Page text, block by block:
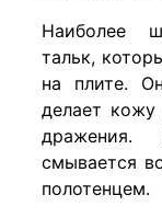
Наиболее
тальк,
на плите.
делает
смывается
полотенцем.